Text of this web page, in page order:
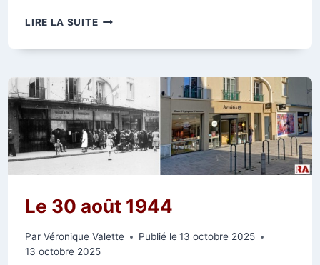
LIRE LA SUITEL’ÉGLISE
GUEUX
Le 30 août 1944
Par Véronique Valette Publié le 13 octobre 2025
13 octobre 2025